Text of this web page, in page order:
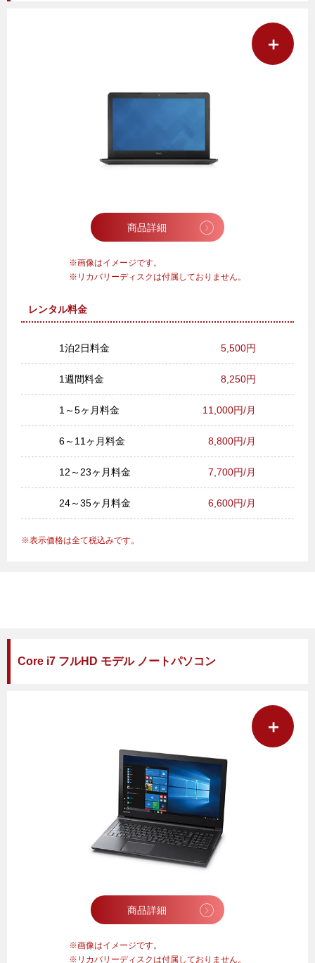
＋
商品詳細
画像はイメージです。
リカバリーディスクは付属しておりません。
レンタル料金
1泊2日料金 5,500円
1週間料金 8,250円
1～5ヶ月料金 11,000円/月
6～11ヶ月料金 8,800円/月
12～23ヶ月料金 7,700円/月
24～35ヶ月料金 6,600円/月
表示価格は全て税込みです。
Core i7 フルHD モデル ノートパソコン
＋
商品詳細
画像はイメージです。
リカバリーディスクは付属しておりません。